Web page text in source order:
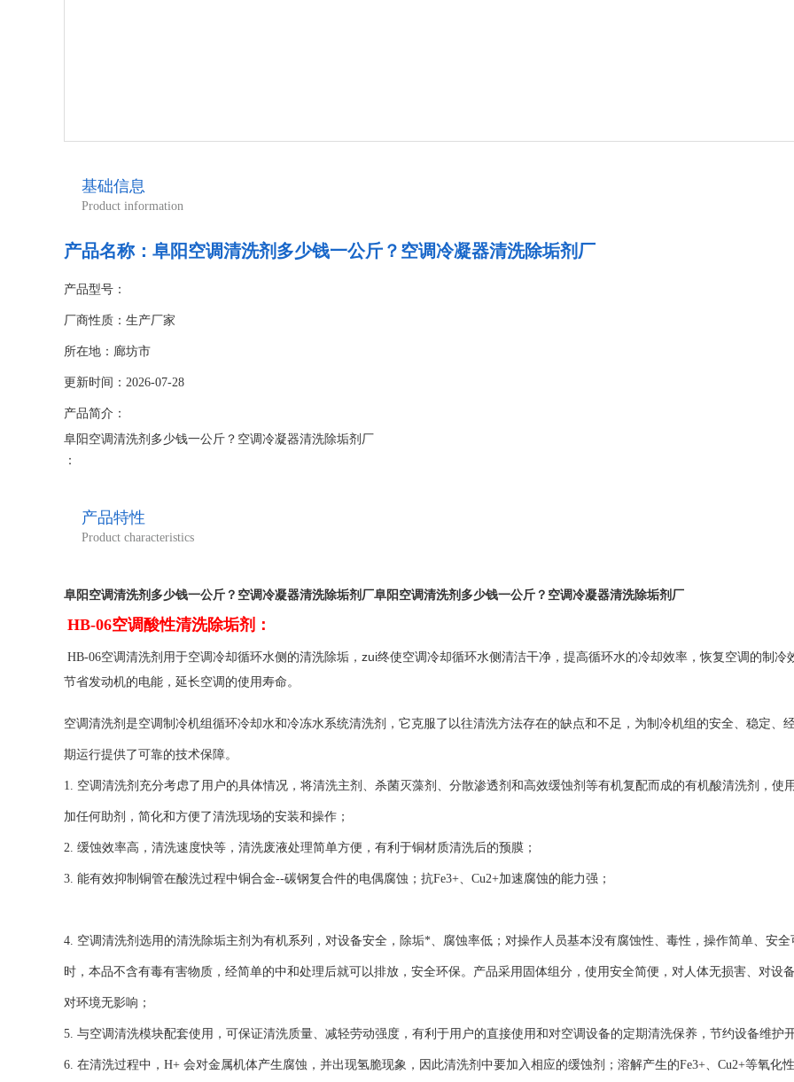
基础信息
Product information
产品名称： 阜阳空调清洗剂多少钱一公斤？空调冷凝器清洗除垢剂厂
产品型号：
厂商性质：生产厂家
所在地：廊坊市
更新时间：2026-07-28
产品简介：
阜阳空调清洗剂多少钱一公斤？空调冷凝器清洗除垢剂厂
：
产品特性
Product characteristics
阜阳空调清洗剂多少钱一公斤？空调冷凝器清洗除垢剂厂阜阳空调清洗剂多少钱一公斤？空调冷凝器清洗除垢剂厂
HB-06空调酸性清洗除垢剂：
HB-06空调清洗剂 用于空调冷却循环水侧的清洗除垢，zui终使空调冷却循环水侧清洁干净，提高循环水的冷却效率，恢复空调的制冷
节省发动机的电能，延长空调的使用寿命。
空调清洗剂是空调制冷机组循环冷却水和冷冻水系统清洗剂，它克服了以往清洗方法存在的缺点和不足，为制冷机组的安全、稳定、
期运行提供了可靠的技术保障。
1. 空调清洗剂充分考虑了用户的具体情况，将清洗主剂、杀菌灭藻剂、分散渗透剂和高效缓蚀剂等有机复配而成的有机酸清洗剂，使
加任何助剂，简化和方便了清洗现场的安装和操作；
2. 缓蚀效率高，清洗速度快等，清洗废液处理简单方便，有利于铜材质清洗后的预膜；
3. 能有效抑制铜管在酸洗过程中铜合金--碳钢复合件的电偶腐蚀；抗Fe3+、Cu2+加速腐蚀的能力强；
4. 空调清洗剂选用的清洗除垢主剂为有机系列，对设备安全，除垢*、腐蚀率低；对操作人员基本没有腐蚀性、毒性，操作简单、安全
时，本品不含有毒有害物质，经简单的中和处理后就可以排放，安全环保。产品采用固体组分，使用安全简便，对人体无损害、对设
对环境无影响；
5. 与空调清洗模块配套使用，可保证清洗质量、减轻劳动强度，有利于用户的直接使用和对空调设备的定期清洗保养，节约设备维护
6. 在清洗过程中，H+ 会对金属机体产生腐蚀，并出现氢脆现象，因此清洗剂中要加入相应的缓蚀剂；溶解产生的Fe3+、Cu2+等氧化